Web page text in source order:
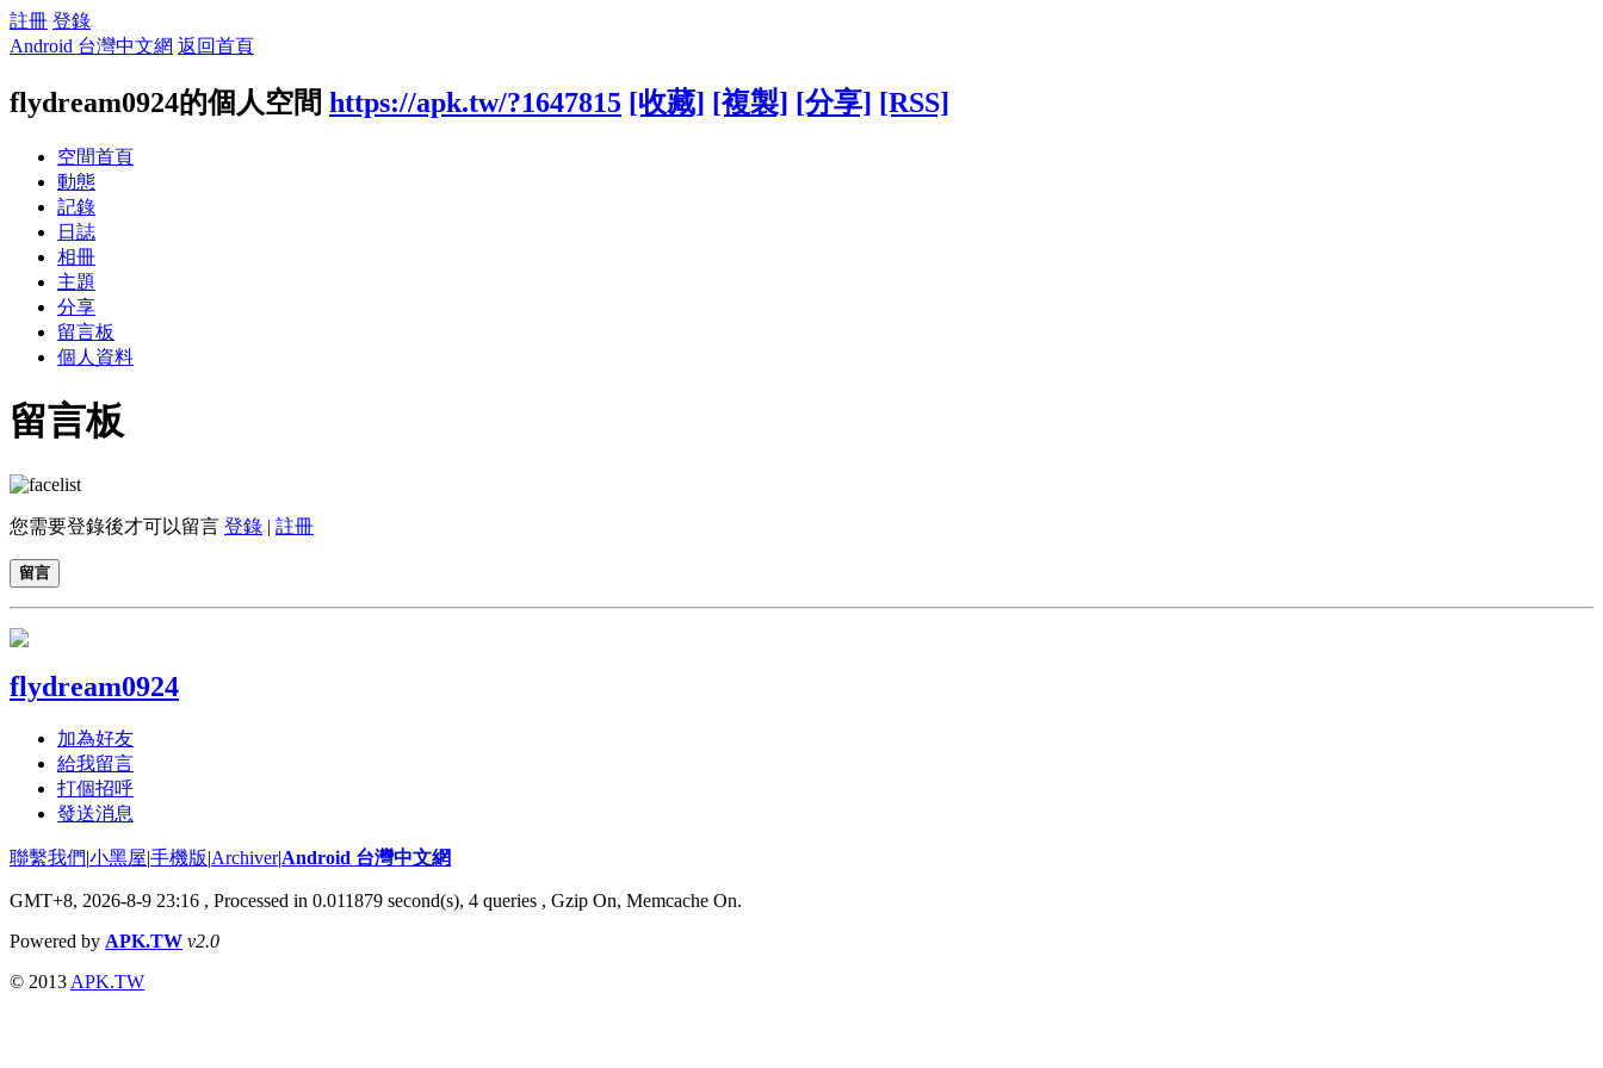
註冊 登錄
Android 台灣中文網 返回首頁
flydream0924的個人空間 https://apk.tw/?1647815 [收藏] [複製] [分享] [RSS]
空間首頁
動態
記錄
日誌
相冊
主題
分享
留言板
個人資料
留言板
您需要登錄後才可以留言 登錄 | 註冊
留言
flydream0924
加為好友
給我留言
打個招呼
發送消息
聯繫我們|小黑屋|手機版|Archiver|Android 台灣中文網
GMT+8, 2026-8-9 23:16 , Processed in 0.011879 second(s), 4 queries , Gzip On, Memcache On.
Powered by APK.TW v2.0
© 2013 APK.TW